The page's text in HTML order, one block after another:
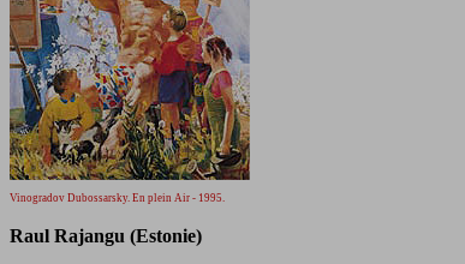
Vinogradov Dubossarsky. En plein Air - 1995.
Raul Rajangu (Estonie)